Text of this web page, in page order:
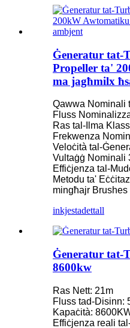
Ġeneratur tat-
Propeller ta'
ma jagħmilx
Qawwa Nominali
Fluss
Ras tal-Ilma
Frekwenza
Veloċità tal-
Vultaġġ Nominali
Effiċjenza tal-
Metodu ta'
mingħajr Brushes
inkjestadettall
Ġeneratur tat-
8600kw
Ras Nett: 21m
Fluss tad-Disinn:
Kapaċità:
Effiċjenza reali